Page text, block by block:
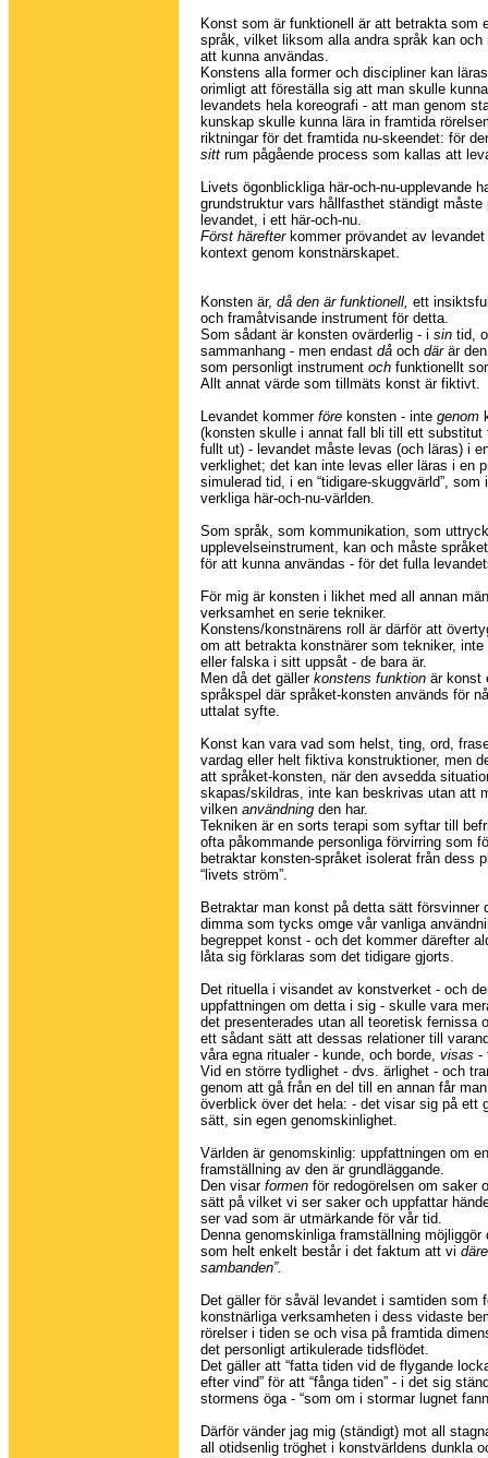
Konst som är funktionell är att betrakta som
språk, vilket liksom alla andra språk kan och
att kunna användas.
Konstens alla former och discipliner kan
orimligt att föreställa sig att man skulle
levandets hela koreografi - att man genom
kunskap skulle kunna lära in framtida
riktningar för det framtida nu-skeendet: för
sitt rum pågående process som kallas att
Livets ögonblickliga här-och-nu-upplevande
grundstruktur vars hållfasthet ständigt måste
levandet, i ett här-och-nu.
Först härefterkommer prövandet av
kontext genom konstnärskapet.
Konsten är, då den är funktionell, ett
och framåtvisande instrument för detta.
Som sådant är konsten ovärderlig - i sin tid,
sammanhang - men endast då och därär
som personligt instrument och funktionellt
Allt annat värde som tillmäts konst är fiktivt.
Levandet kommer före konsten - inte genom
(konsten skulle i annat fall bli till ett substitut
fullt ut) - levandet måste levas (och läras) i
verklighet; det kan inte levas eller läras i en
simulerad tid, i en “tidigare-skuggvärld”, som
verkliga här-och-nu-världen.
Som språk, som kommunikation, som
upplevelseinstrument, kan och måste
för att kunna användas - för det fulla
För mig är konsten i likhet med all annan
verksamhet en serie tekniker.
Konstens/konstnärens roll är därför att
om att betrakta konstnärer som tekniker, inte
eller falska i sitt uppsåt - de bara är.
Men då det gäller konstens funktion är konst
språkspel där språket-konsten används för
uttalat syfte.
Konst kan vara vad som helst, ting, ord,
vardag eller helt fiktiva konstruktioner, men
att språket-konsten, när den avsedda
skapas/skildras, inte kan beskrivas utan att
vilken användning den har.
Tekniken är en sorts terapi som syftar till
ofta påkommande personliga förvirring som
betraktar konsten-språket isolerat från dess
“livets ström”.
Betraktar man konst på detta sätt försvinner
dimma som tycks omge vår vanliga
begreppet konst - och det kommer därefter
låta sig förklaras som det tidigare gjorts.
Det rituella i visandet av konstverket - och
uppfattningen om detta i sig - skulle vara
det presenterades utan all teoretisk fernissa
ett sådant sätt att dessas relationer till
våra egna ritualer - kunde, och borde, visas -
Vid en större tydlighet - dvs. ärlighet - och
genom att gå från en del till en annan får
överblick över det hela: - det visar sig på ett
sätt, sin egen genomskinlighet.
Världen är genomskinlig: uppfattningen om
framställning av den är grundläggande.
Den visar formen för redogörelsen om saker
sätt på vilket vi ser saker och uppfattar
ser vad som är utmärkande för vår tid.
Denna genomskinliga framställning möjliggör
som helt enkelt består i det faktum att vi
sambanden”.
Det gäller för såväl levandet i samtiden som
konstnärliga verksamheten i dess vidaste
rörelser i tiden se och visa på framtida
det personligt artikulerade tidsflödet.
Det gäller att “fatta tiden vid de flygande
efter vind” för att “fånga tiden” - i det sig
stormens öga - “som om i stormar lugnet
Därför vänder jag mig (ständigt) mot all
all otidsenlig tröghet i konstvärldens dunkla